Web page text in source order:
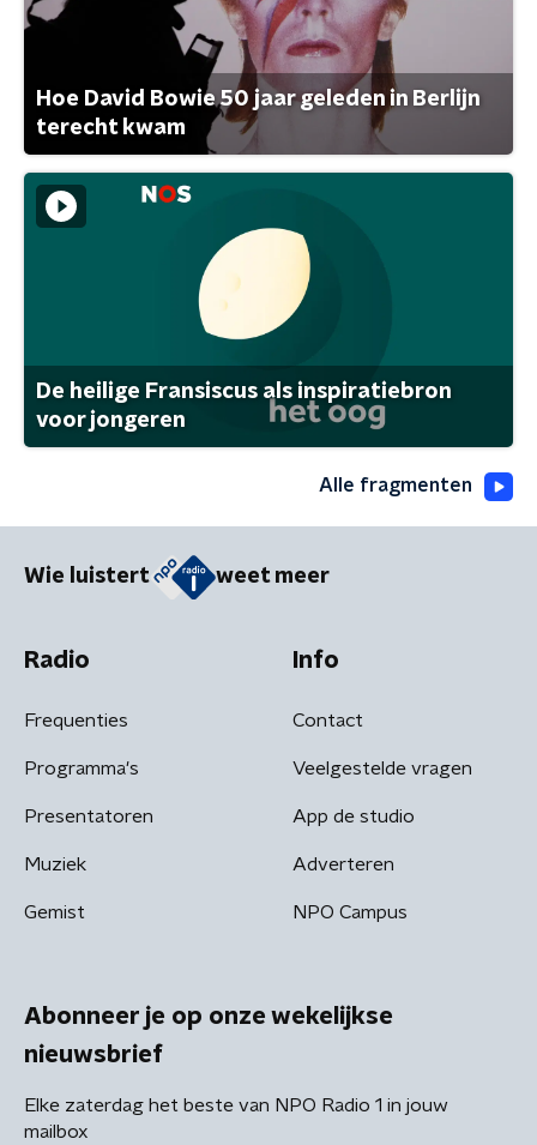
Hoe David Bowie 50 jaar geleden in Berlijn
terecht kwam
De heilige Fransiscus als inspiratiebron
voor jongeren
Alle fragmenten
Wie luistert weet meer
Radio
Frequenties
Programma's
Presentatoren
Muziek
Gemist
Info
Contact
Veelgestelde vragen
App de studio
Adverteren
NPO Campus
Abonneer je op onze wekelijkse
nieuwsbrief
Elke zaterdag het beste van NPO Radio 1 in jouw
mailbox